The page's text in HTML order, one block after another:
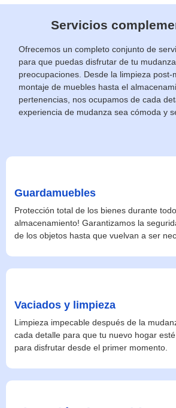
Servicios
Ofrecemos un completo conjunto de
para que puedas disfrutar de tu
preocupaciones. Desde la limpieza post-
montaje de muebles hasta el
pertenencias, nos ocupamos de cada
experiencia de mudanza sea cómoda y
Guardamuebles
Protección total de los bienes durante
almacenamiento! Garantizamos la
de los objetos hasta que vuelvan a ser
Vaciados y limpieza
Limpieza impecable después de la
cada detalle para que tu nuevo hogar
para disfrutar desde el primer momento.